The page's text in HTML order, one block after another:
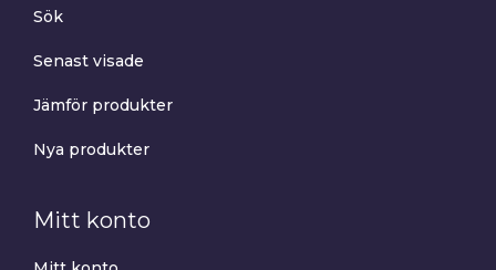
Sök
Senast visade
Jämför produkter
Nya produkter
Mitt konto